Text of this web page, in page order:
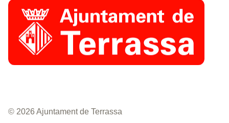
© 2026 Ajuntament de Terrassa